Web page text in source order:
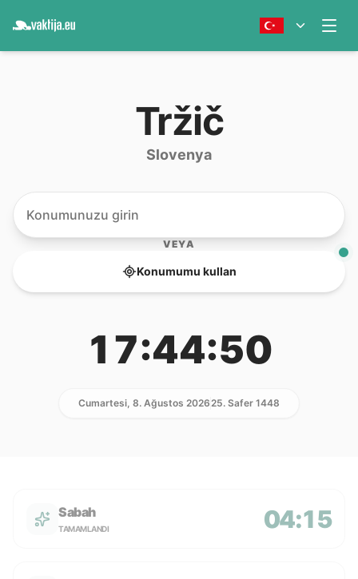
Tržič
Slovenya
VEYA
Konumumu kullan
17:44:50
Cumartesi, 8. Ağustos 202625. Safer 1448
Sabah
TAMAMLANDI 04:15